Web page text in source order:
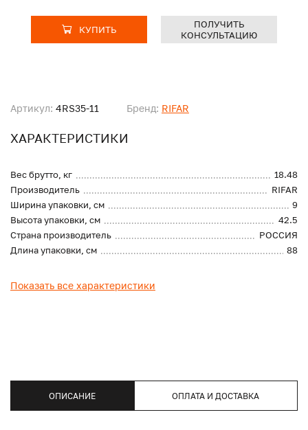
Артикул: 4RS35-11 Бренд: RIFAR
ХАРАКТЕРИСТИКИ
Вес брутто, кг
18.48
Производитель
RIFAR
Ширина упаковки, см
9
Высота упаковки, см
42.5
Страна производитель
РОССИЯ
Длина упаковки, см
88
Показать все характеристики
КУПИТЬ
ПОЛУЧИТЬ
КОНСУЛЬТАЦИЮ
ОПИСАНИЕ ОПЛАТА И ДОСТАВКА